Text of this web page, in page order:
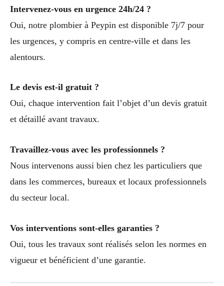
Intervenez-vous en urgence 24h/24 ?
Oui, notre plombier à Peypin est disponible 7j/7 pour
les urgences, y compris en centre-ville et dans les
alentours.
Le devis est-il gratuit ?
Oui, chaque intervention fait l’objet d’un devis gratuit
et détaillé avant travaux.
Travaillez-vous avec les professionnels ?
Nous intervenons aussi bien chez les particuliers que
dans les commerces, bureaux et locaux professionnels
du secteur local.
Vos interventions sont-elles garanties ?
Oui, tous les travaux sont réalisés selon les normes en
vigueur et bénéficient d’une garantie.